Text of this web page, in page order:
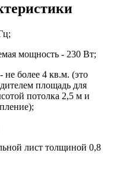
мощность - 230 Вт;
не более 4 кв.м. (это
площадь для
потолка 2,5 м и
лист толщиной 0,8